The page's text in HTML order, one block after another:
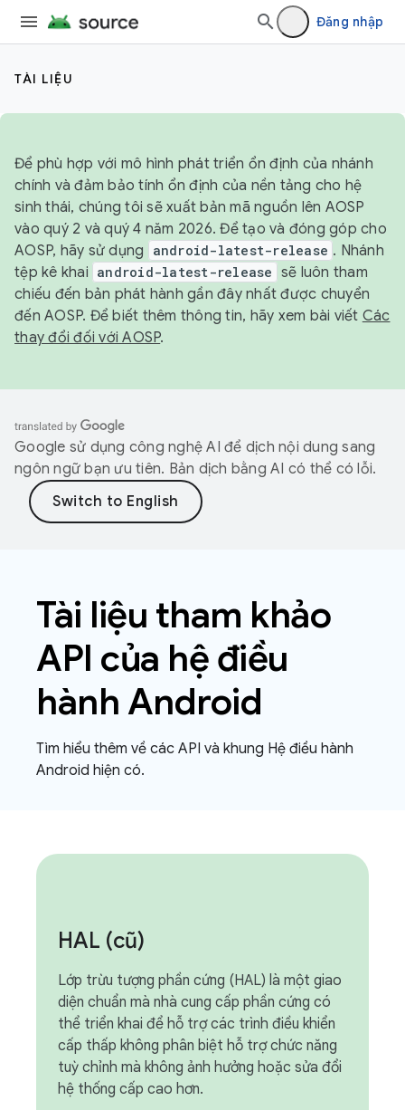
Đăng nhập
TÀI LIỆU
Để phù hợp với mô hình phát triển ổn định của nhánh
chính và đảm bảo tính ổn định của nền tảng cho hệ
sinh thái, chúng tôi sẽ xuất bản mã nguồn lên AOSP
vào quý 2 và quý 4 năm 2026. Để tạo và đóng góp cho
AOSP, hãy sử dụng
android-latest-release . Nhánh
tệp kê khai android-latest-release sẽ luôn tham
chiếu đến bản phát hành gần đây nhất được chuyển
đến AOSP. Để biết thêm thông tin, hãy xem bài viết Các
thay đổi đối với AOSP.
Google sử dụng công nghệ AI để dịch nội dung sang
ngôn ngữ bạn ưu tiên. Bản dịch bằng AI có thể có lỗi.
Tài liệu tham khảo
API của hệ điều
hành Android
Tìm hiểu thêm về các API và khung Hệ điều hành
Android hiện có.
HAL (cũ)
Lớp trừu tượng phần cứng (HAL) là một giao
diện chuẩn mà nhà cung cấp phần cứng có
thể triển khai để hỗ trợ các trình điều khiển
cấp thấp không phân biệt hỗ trợ chức năng
tuỳ chỉnh mà không ảnh hưởng hoặc sửa đổi
hệ thống cấp cao hơn.